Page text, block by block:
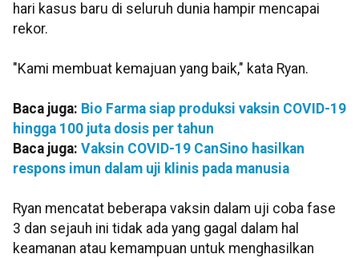
hari kasus baru di seluruh dunia hampir mencapai
rekor.
"Kami membuat kemajuan yang baik," kata Ryan.
Baca juga: Bio Farma siap produksi vaksin COVID-19
hingga 100 juta dosis per tahun
Baca juga: Vaksin COVID-19 CanSino hasilkan
respons imun dalam uji klinis pada manusia
Ryan mencatat beberapa vaksin dalam uji coba fase
3 dan sejauh ini tidak ada yang gagal dalam hal
keamanan atau kemampuan untuk menghasilkan